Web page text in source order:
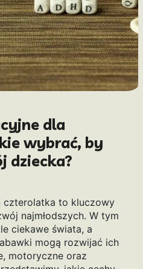
dla
wybrać, by
dziecka?
czterolatka to kluczowy
najmłodszych. W tym
ciekawe świata, a
mogą rozwijać ich
motoryczne oraz